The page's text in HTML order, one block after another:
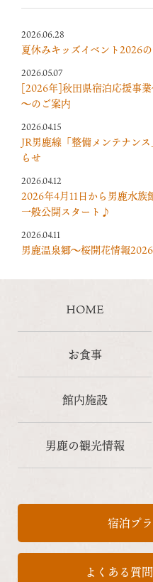
2026.06.28
夏休みキッズイベント2026
2026.05.07
[2026年]秋田県宿泊応援事業
～のご案内
2026.04.15
JR男鹿線「整備メンテナン
らせ
2026.04.12
2026年4月11日から男鹿水
一般公開スタート♪
2026.04.11
男鹿温泉郷～桜開花情報
HOME
お食事
館内施設
男鹿の観光情報
宿泊プ
よくある質